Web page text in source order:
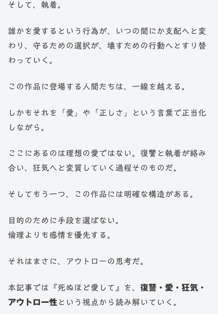
そして、執着。
誰かを愛するという行為が、いつの間にか支配へと変
わり、守るための選択が、壊すための行動へとすり替
わっていく。
この作品に登場する人間たちは、一線を越える。
しかもそれを「愛」や「正しさ」という言葉で正当化
しながら。
ここにあるのは理想の愛ではない。復讐と執着が絡み
合い、狂気へと変質していく過程そのものだ。
そしてもう一つ、この作品には明確な構造がある。
目的のために手段を選ばない。
倫理よりも感情を優先する。
それはまさに、アウトローの思考だ。
本記事では『死ぬほど愛して』を、 復讐・愛・狂気・
アウトロー性 という視点から読み解いていく。